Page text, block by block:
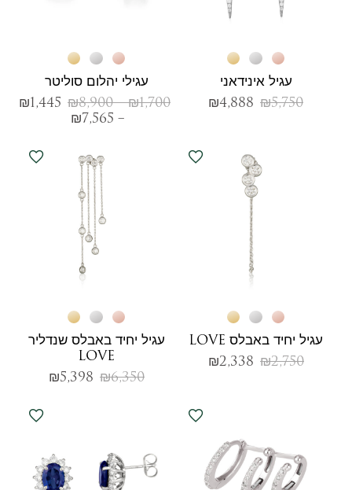
עגיל אינידאני
₪5,750
₪4,888
עגילי יהלום סוליטר
₪1,700
–
₪8,900
₪1,445
–
₪7,565
עגיל יחיד באבלס LOVE
₪2,750
₪2,338
עגיל יחיד באבלס שנדליר
LOVE
₪6,350
₪5,398